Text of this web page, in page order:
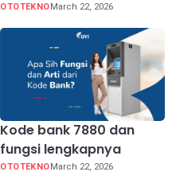
OTOTEKNO March 22, 2026
Kode bank 7880 dan
fungsi lengkapnya
OTOTEKNOMarch 22, 2026